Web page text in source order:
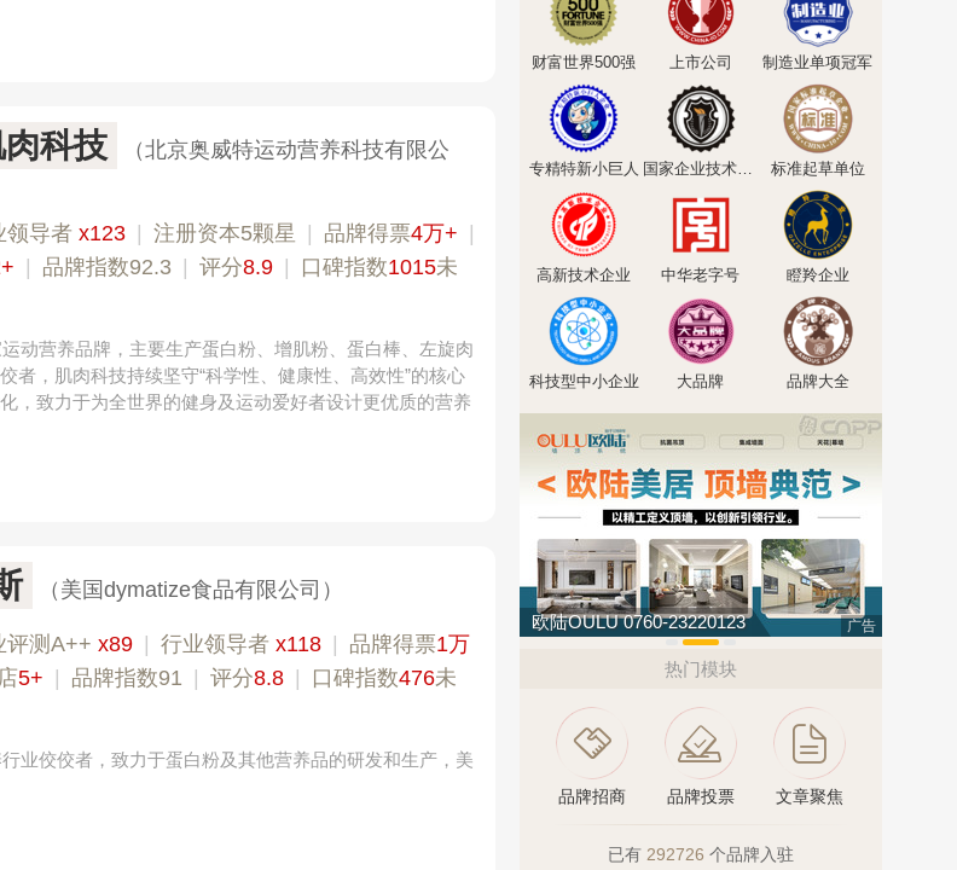
科技
（北京奥威特运动营养科技有限公
领导者 x123 注册资本5颗星 品牌得票4万+
品牌指数92.3 评分8.9 口碑指数1015未
动营养品牌，主要生产蛋白粉、增肌粉、蛋白棒、左旋肉
者，肌肉科技持续坚守“科学性、健康性、高效性”的核心
，致力于为全世界的健身及运动爱好者设计更优质的营养
（美国dymatize食品有限公司）
评测A++ x89 行业领导者 x118 品牌得票1万
5+ 品牌指数91 评分8.8 口碑指数476未
业佼佼者，致力于蛋白粉及其他营养品的研发和生产，美
财富世界500强 上市公司 制造业单项冠军
专精特新小巨人 国家企业技术中心 标准起草单位
高新技术企业 中华老字号 瞪羚企业
科技型中小企业 大品牌 品牌大全
欧陆OULU 0760-23220123 驴充充 0797-966999
广告
热门模块
品牌招商 品牌投票 文章聚焦
已有 292726 个品牌入驻